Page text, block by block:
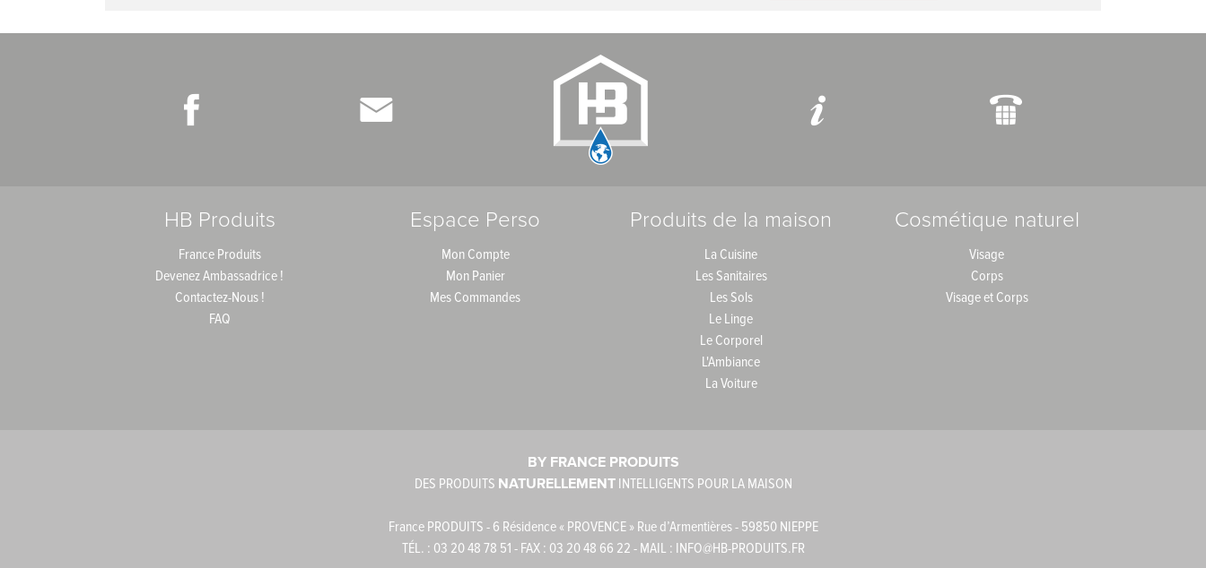
HB Produits
France Produits
Devenez Ambassadrice !
Contactez-Nous !
FAQ
Espace Perso
Mon Compte
Mon Panier
Mes Commandes
Produits de la maison
La Cuisine
Les Sanitaires
Les Sols
Le Linge
Le Corporel
L'Ambiance
La Voiture
Cosmétique naturel
Visage
Corps
Visage et Corps
BY FRANCE PRODUITS
DES PRODUITS NATURELLEMENTINTELLIGENTS POUR LA MAISON
France PRODUITS - 6 Résidence « PROVENCE » Rue d’Armentières - 59850 NIEPPE
TÉL. : 03 20 48 78 51 - FAX : 03 20 48 66 22 - MAIL : INFO@HB-PRODUITS.FR